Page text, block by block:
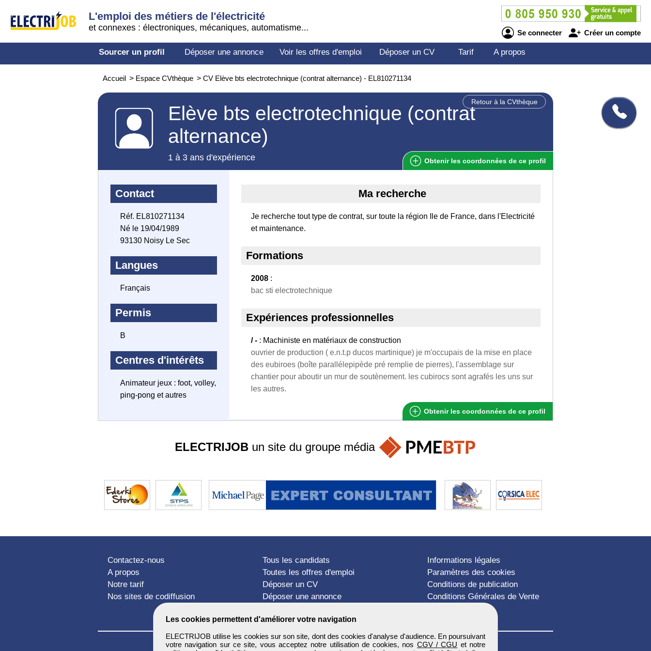
L'emploi des métiers de l'électricité
et connexes : électroniques, mécaniques, automatisme...
Se connecter Créer un compte
Sourcer un profil Déposer une annonce Voir les offres d'emploi Déposer un CV Tarif A propos
Accueil > Espace CVthèque > CV Elève bts electrotechnique (contrat alternance) - EL810271134
Retour à la CVthèque
Elève bts electrotechnique (contrat
alternance)
1 à 3 ans d'expérience Obtenir les coordonnées de ce profil
Contact
Réf. EL810271134
Né le 19/04/1989
93130 Noisy Le Sec
Langues
Français
Permis
B
Centres d'intérêts
Animateur jeux : foot, volley,
ping-pong et autres
Ma recherche
Je recherche tout type de contrat, sur toute la région Ile de France, dans l'Electricité
et maintenance.
Formations
2008 :
bac sti electrotechnique
Expériences professionnelles
/ - : Machiniste en matériaux de construction
ouvrier de production ( e.n.t.p ducos martinique) je m'occupais de la mise en place
des eubiroes (boîte parallélepipède pré remplie de pierres), l'assemblage sur
chantier pour aboutir un mur de soutènement. les cubirocs sont agrafés les uns sur
les autres.
Obtenir les coordonnées de ce profil
Les cookies permettent d'améliorer votre navigation
ELECTRIJOB utilise les cookies sur son site, dont des cookies d'analyse d'audience. En poursuivant
votre navigation sur ce site, vous acceptez notre utilisation de cookies, nos CGV / CGU et notre
ELECTRIJOBun site du groupe média
Contactez-nous
A propos
Notre tarif
Nos sites de codiffusion
Tous les candidats
Toutes les offres d'emploi
Déposer un CV
Déposer une annonce
Informations légales
Paramètres des cookies
Conditions de publication
Conditions Générales de Vente